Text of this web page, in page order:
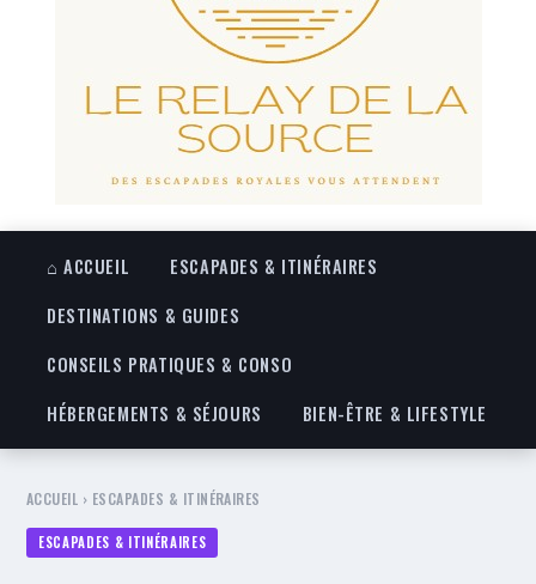
⌂ ACCUEIL
ESCAPADES & ITINÉRAIRES
DESTINATIONS & GUIDES
CONSEILS PRATIQUES & CONSO
HÉBERGEMENTS & SÉJOURS
BIEN-ÊTRE & LIFESTYLE
ACCUEIL › ESCAPADES & ITINÉRAIRES
ESCAPADES & ITINÉRAIRES